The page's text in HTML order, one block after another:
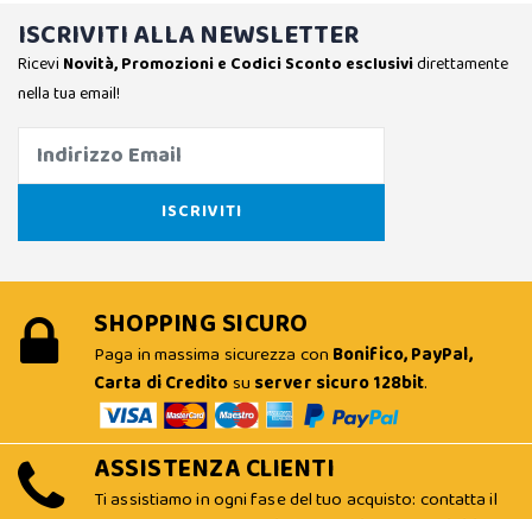
ISCRIVITI ALLA NEWSLETTER
Ricevi Novità, Promozioni e Codici Sconto esclusividirettamente
nella tua email!
SHOPPING SICURO
Paga in massima sicurezza con Bonifico, PayPal,
Carta di Creditosu server sicuro 128bit.
ASSISTENZA CLIENTI
Ti assistiamo in ogni fase del tuo acquisto: contatta il